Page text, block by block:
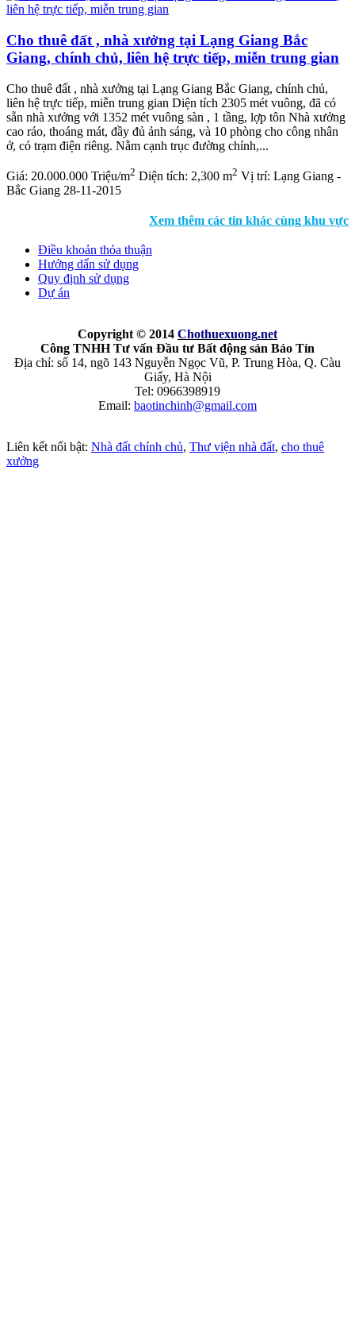
Cho thuê đất , nhà xưởng tại Lạng Giang Bắc
Giang, chính chủ, liên hệ trực tiếp, miễn trung gian
Cho thuê đất , nhà xưởng tại Lạng Giang Bắc Giang, chính chủ,
liên hệ trực tiếp, miễn trung gian Diện tích 2305 mét vuông, đã có
sẵn nhà xưởng với 1352 mét vuông sàn , 1 tầng, lợp tôn Nhà xưởng
cao ráo, thoáng mát, đầy đủ ảnh sáng, và 10 phòng cho công nhân
ở, có trạm điện riêng. Nằm cạnh trục đường chính,...
Giá: 20.000.000 Triệu/m2 Diện tích: 2,300 m2 Vị trí: Lạng Giang -
Bắc Giang 28-11-2015
Xem thêm các tin khác cùng khu vực
Điều khoản thỏa thuận
Hướng dẩn sử dụng
Quy định sử dụng
Dự án
Copyright © 2014 Chothuexuong.net
Công TNHH Tư vấn Đầu tư Bất động sản Bảo Tín
Địa chỉ: số 14, ngõ 143 Nguyễn Ngọc Vũ, P. Trung Hòa, Q. Càu
Giấy, Hà Nội
Tel: 0966398919
Email: baotinchinh@gmail.com
Liên kết nổi bật: Nhà đất chính chủ, Thư viện nhà đất, cho thuê
xưởng